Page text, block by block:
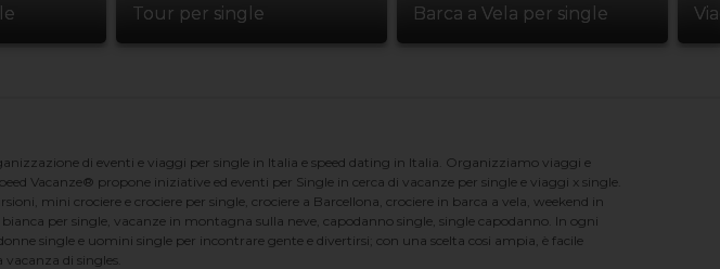
Tour per single Barca a Vela per single
di eventi e viaggi per single in Italia e speed dating in Italia. Organizziamo viaggi e
Vacanze® propone iniziative ed eventi per Single in cerca di vacanze per single e viaggi x single.
mini crociere e crociere per single, crociere a Barcellona, crociere in barca a vela, weekend in
per single, vacanze in montagna sulla neve, capodanno single, single capodanno. In ogni
single e uomini single per incontrare gente e divertirsi; con una scelta cosi ampia, è facile
di singles.